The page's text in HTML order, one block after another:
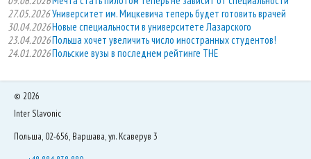
27.05.2026Университет им. Мицкевича теперь будет готовить врачей
30.04.2026Новые специальности в университете Лазарского
23.04.2026Польша хочет увеличить число иностранных студентов!
24.01.2026Польские вузы в последнем рейтинге THE
© 2026
Inter Slavonic
Польша, 02-656, Варшава, ул. Ксаверув 3